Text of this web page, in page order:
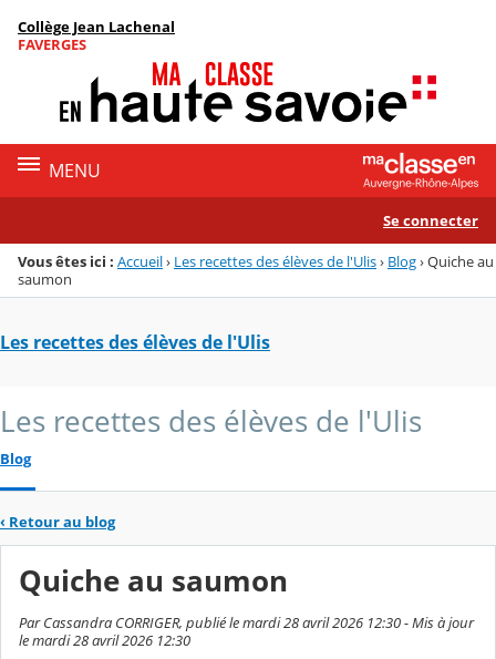
Menu de la rubrique
Contenu
Collège Jean Lachenal
FAVERGES
MENU
Se connecter
Vous êtes ici : Accueil› Les recettes des élèves de l'Ulis› Blog›Quiche au
saumon
Les recettes des élèves de l'Ulis
Les recettes des élèves de l'Ulis
Blog
‹ Retour au blog
Quiche au saumon
Par Cassandra CORRIGER, publié le mardi 28 avril 2026 12:30 - Mis à jour
le mardi 28 avril 2026 12:30